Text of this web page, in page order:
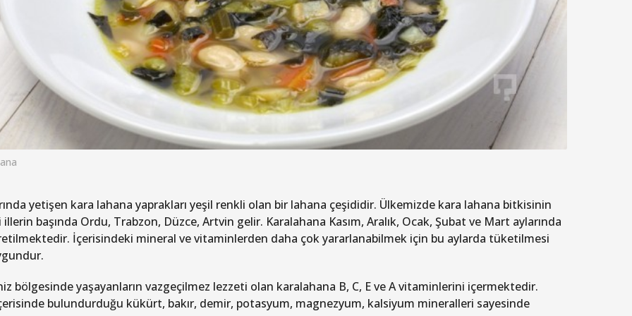
yetişen kara lahana yaprakları yeşil renkli olan bir lahana çeşididir. Ülkemizde kara lahana bitkisinin
başında Ordu, Trabzon, Düzce, Artvin gelir. Karalahana Kasım, Aralık, Ocak, Şubat ve Mart aylarında
İçerisindeki mineral ve vitaminlerden daha çok yararlanabilmek için bu aylarda tüketilmesi
bölgesinde yaşayanların vazgeçilmez lezzeti olan karalahana B, C, E ve A vitaminlerini içermektedir.
bulundurduğu kükürt, bakır, demir, potasyum, magnezyum, kalsiyum mineralleri sayesinde